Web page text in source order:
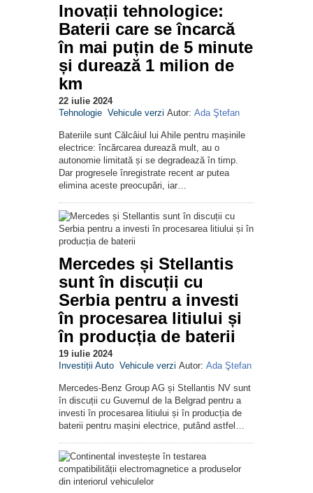
Inovații tehnologice:
Baterii care se încarcă
în mai puțin de 5 minute
și durează 1 milion de
km
22 iulie 2024
Tehnologie Vehicule verzi Autor: Ada Ştefan
Bateriile sunt Călcâiul lui Ahile pentru mașinile
electrice: încărcarea durează mult, au o
autonomie limitată și se degradează în timp.
Dar progresele înregistrate recent ar putea
elimina aceste preocupări, iar…
Mercedes și Stellantis
sunt în discuții cu
Serbia pentru a investi
în procesarea litiului și
în producția de baterii
19 iulie 2024
Investiții Auto Vehicule verzi Autor: Ada Ştefan
Mercedes-Benz Group AG și Stellantis NV sunt
în discuții cu Guvernul de la Belgrad pentru a
investi în procesarea litiului și în producția de
baterii pentru mașini electrice, putând astfel…